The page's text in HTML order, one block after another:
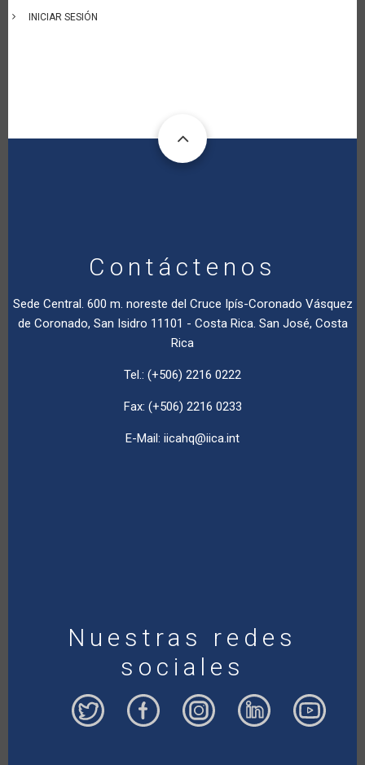
INICIAR SESIÓN
Contáctenos
Sede Central. 600 m. noreste del Cruce Ipís-Coronado Vásquez
de Coronado, San Isidro 11101 - Costa Rica. San José, Costa
Rica
Tel.: (+506) 2216 0222
Fax: (+506) 2216 0233
E-Mail: iicahq@iica.int
Nuestras redes
sociales